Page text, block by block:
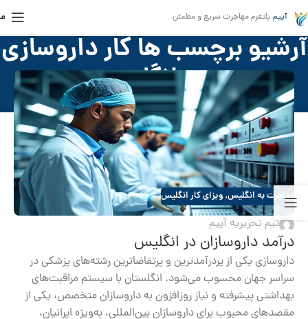
آپیم پلتفرم مهاجرت سریع و مطمئن
آرشیو برچسب ها کار داروسازی
در انگلیس
خانه» کار داروسازی در انگلیس
مهاجرت به انگلیس, ویزای کار انگلیس
تیم تحریریه آپیم
درآمد داروسازان در انگلیس
داروسازی یکی از پردرآمدترین و پرتقاضاترین رشته‌های پزشکی در
سراسر جهان محسوب می‌شود. انگلستان با سیستم مراقبت‌های
بهداشتی پیشرفته و نیاز روزافزون به داروسازان متخصص، یکی از
مقصدهای محبوب برای داروسازان بین‌المللی، به‌ویژه ایرانیان،